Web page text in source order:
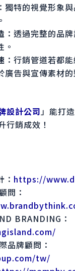
：獨特的視覺形象
：透過完整的品
。
：行銷管道若都
廣告與宣傳素材
設計公司 」能打
行銷成效！
https://
問：
BRANDING：
品牌顧問：
tw/